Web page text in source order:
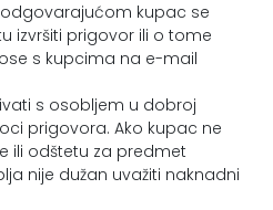
kupac se
izvršiti prigovor ili o tome
s kupcima na e-mail
s osobljem u dobroj
prigovora. Ako kupac ne
ili odštetu za predmet
nije dužan uvažiti naknadni